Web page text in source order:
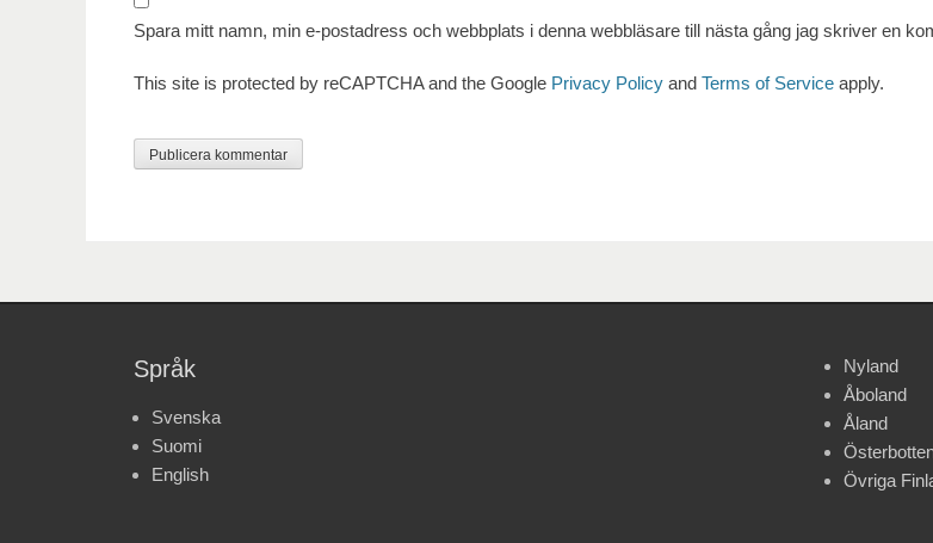
Spara mitt namn, min e-postadress och webbplats i denna webbläsare till nästa gång jag skriver en
This site is protected by reCAPTCHA and the Google Privacy Policy and Terms of Service apply.
Språk
Svenska
Suomi
English
Nyland
Åboland
Åland
Övriga